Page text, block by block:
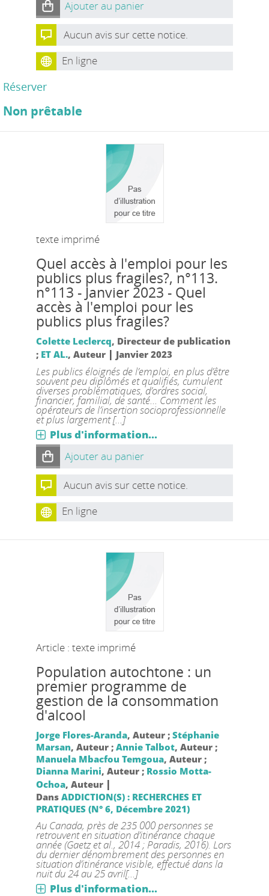
Ajouter au panier
Aucun avis sur cette notice.
En ligne
Réserver
Non prêtable
texte imprimé
Quel accès à l'emploi pour les
publics plus fragiles?, n°113.
n°113 - Janvier 2023 - Quel
accès à l'emploi pour les
publics plus fragiles?
Colette Leclercq, Directeur de publication
; ET AL., Auteur | Janvier 2023
Les publics éloignés de l’emploi, en plus d’être
souvent peu diplômés et qualifiés, cumulent
diverses problématiques, d’ordres social,
financier, familial, de santé... Comment les
opérateurs de l’insertion socioprofessionnelle
et plus largement [...]
Plus d'information...
Ajouter au panier
Aucun avis sur cette notice.
En ligne
Article : texte imprimé
Population autochtone : un
premier programme de
gestion de la consommation
d'alcool
Jorge Flores-Aranda, Auteur ; Stéphanie
Marsan, Auteur ; Annie Talbot, Auteur ;
Manuela Mbacfou Temgoua, Auteur ;
Dianna Marini, Auteur ; Rossio Motta-
Ochoa, Auteur |
Dans ADDICTION(S) : RECHERCHES ET
PRATIQUES (N° 6, Décembre 2021)
Au Canada, près de 235 000 personnes se
retrouvent en situation d’itinérance chaque
année (Gaetz et al., 2014 ; Paradis, 2016). Lors
du dernier dénombrement des personnes en
situation d’itinérance visible, effectué dans la
nuit du 24 au 25 avril[...]
Plus d'information...